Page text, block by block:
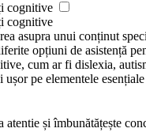
cognitive
cognitive
asupra unui conținut
opțiuni de asistență
cum ar fi dislexia,
ușor pe elementele
atentie și îmbunătățește